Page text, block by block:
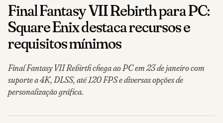
Final Fantasy VII Rebirth para PC:
Square Enix destaca recursos e
requisitos mínimos
Final Fantasy VII Rebirth chega ao PC em 23 de janeiro com
suporte a 4K, DLSS, até 120 FPS e diversas opções de
personalização gráfica.